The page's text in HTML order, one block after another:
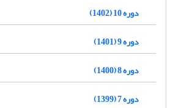
دوره 10 (1402)
دوره 9 (1401)
دوره 8 (1400)
دوره 7 (1399)